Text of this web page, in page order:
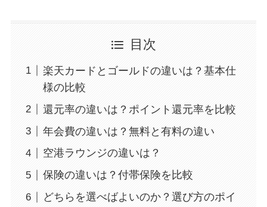
目次
楽天カードとゴールドの違いは？基本仕
様の比較
還元率の違いは？ポイント還元率を比較
年会費の違いは？無料と有料の違い
空港ラウンジの違いは？
保険の違いは？付帯保険を比較
どちらを選べばよいのか？選び方のポイ